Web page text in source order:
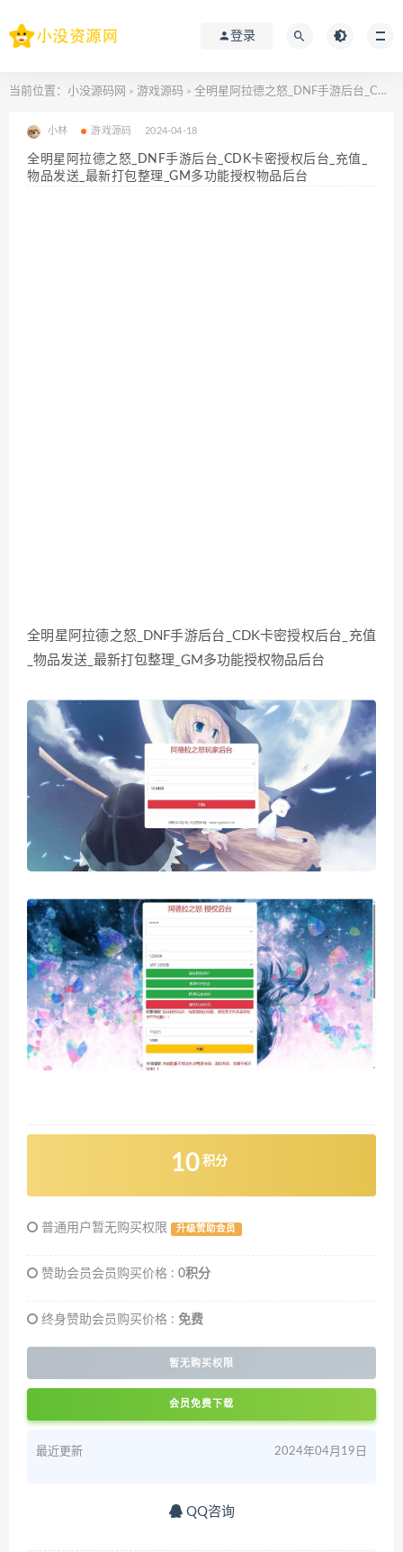
登录
当前位置： 小没源码网 > 游戏源码 > 全明星阿拉德之怒_DNF手游后台_CDK卡密授权后台_充值_物品发送_最新打包整理_GM多功能授权物品后台
小林 游戏源码 2024-04-18
全明星阿拉德之怒_DNF手游后台_CDK卡密授权后台_充值_
物品发送_最新打包整理_GM多功能授权物品后台
全明星阿拉德之怒_DNF手游后台_CDK卡密授权后台_充值
_物品发送_最新打包整理_GM多功能授权物品后台
10 积分
普通用户暂无购买权限 升级赞助会员
赞助会员会员购买价格 : 0积分
终身赞助会员购买价格 : 免费
暂无购买权限
会员免费下载
最近更新 2024年04月19日
QQ咨询